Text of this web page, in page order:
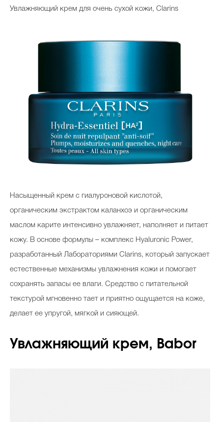
Увлажняющий крем для очень сухой кожи, Clarins
Насыщенный крем с гиалуроновой кислотой,
органическим экстрактом каланхоэ и органическим
маслом карите интенсивно увлажняет, наполняет и питает
кожу. В основе формулы – комплекс Hyaluronic Power,
разработанный Лабораториями Clarins, который запускает
естественные механизмы увлажнения кожи и помогает
сохранять запасы ее влаги. Средство с питательной
текстурой мгновенно тает и приятно ощущается на коже,
делает ее упругой, мягкой и сияющей.
Увлажняющий крем, Babor